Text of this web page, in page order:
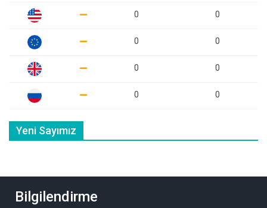
0 0
0 0
0 0
0 0
Yeni Sayımız
Bilgilendirme